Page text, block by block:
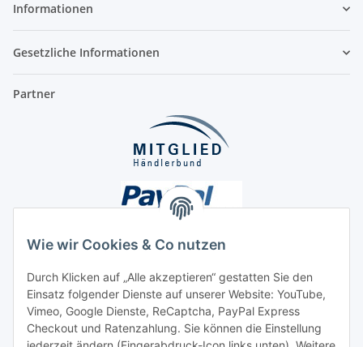
Wie wir Cookies & Co nutzen
Durch Klicken auf „Alle akzeptieren“ gestatten Sie den
Einsatz folgender Dienste auf unserer Website: YouTube,
Vimeo, Google Dienste, ReCaptcha, PayPal Express
Checkout und Ratenzahlung. Sie können die Einstellung
Informationen
Gesetzliche Informationen
Partner
Unsere Seiten
Social Media